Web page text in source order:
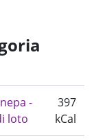
-
loto
397
kCal